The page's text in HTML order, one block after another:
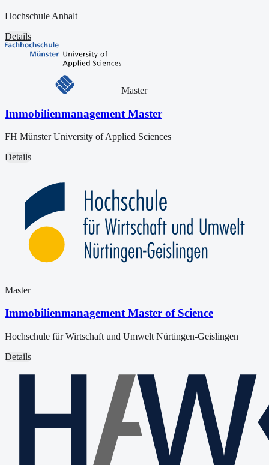
Hochschule Anhalt
Details
Master
Immobilienmanagement Master
FH Münster University of Applied Sciences
Details
Master
Immobilienmanagement Master of Science
Hochschule für Wirtschaft und Umwelt Nürtingen-Geislingen
Details